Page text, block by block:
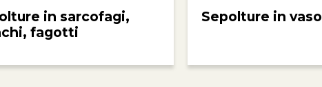
in sarcofagi,
fagotti
Sepolture in vaso